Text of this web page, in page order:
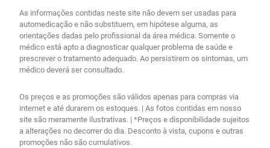
As informações contidas neste site não devem ser usadas para
automedicação e não substituem, em hipótese alguma, as
orientações dadas pelo profissional da área médica. Somente o
médico está apto a diagnosticar qualquer problema de saúde e
prescrever o tratamento adequado. Ao persistirem os sintomas, um
médico deverá ser consultado.
Os preços e as promoções são válidos apenas para compras via
internet e até durarem os estoques. | As fotos contidas em nosso
site são meramente ilustrativas. | *Preços e disponibilidade sujeitos
a alterações no decorrer do dia. Desconto à vista, cupons e outras
promoções não são cumulativos.